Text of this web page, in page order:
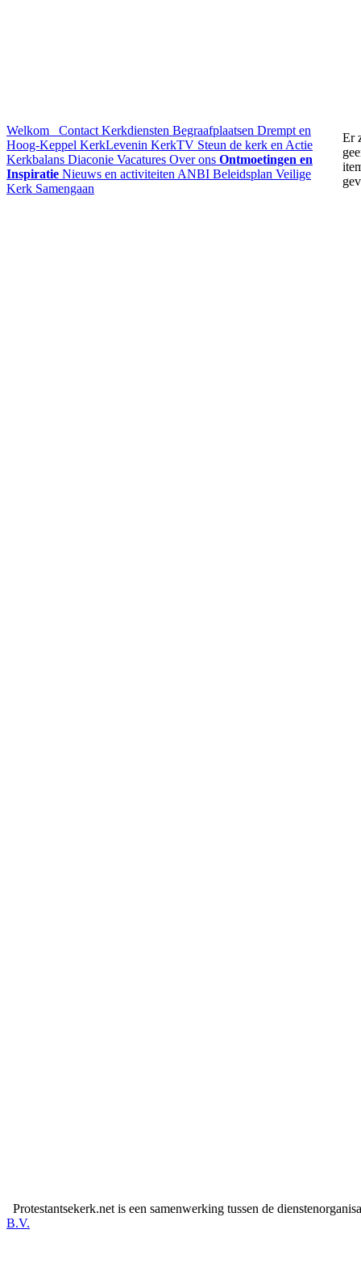
Welkom Contact Kerkdiensten Begraafplaatsen Drempt en
Hoog-Keppel KerkLevenin KerkTV Steun de kerk en Actie
Kerkbalans Diaconie Vacatures Over ons Ontmoetingen en
Inspiratie Nieuws en activiteiten ANBI Beleidsplan Veilige
Kerk Samengaan
Er
Protestantsekerk.net is een samenwerking tussen de
B.V.